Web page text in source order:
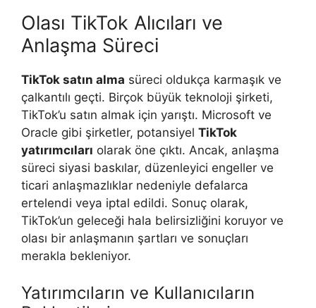
Olası TikTok Alıcıları ve
Anlaşma Süreci
TikTok satın alma süreci oldukça karmaşık ve
çalkantılı geçti. Birçok büyük teknoloji şirketi,
TikTok’u satın almak için yarıştı. Microsoft ve
Oracle gibi şirketler, potansiyel TikTok
yatırımcıları olarak öne çıktı. Ancak, anlaşma
süreci siyasi baskılar, düzenleyici engeller ve
ticari anlaşmazlıklar nedeniyle defalarca
ertelendi veya iptal edildi. Sonuç olarak,
TikTok’un geleceği hala belirsizliğini koruyor ve
olası bir anlaşmanın şartları ve sonuçları
merakla bekleniyor.
Yatırımcıların ve Kullanıcıların